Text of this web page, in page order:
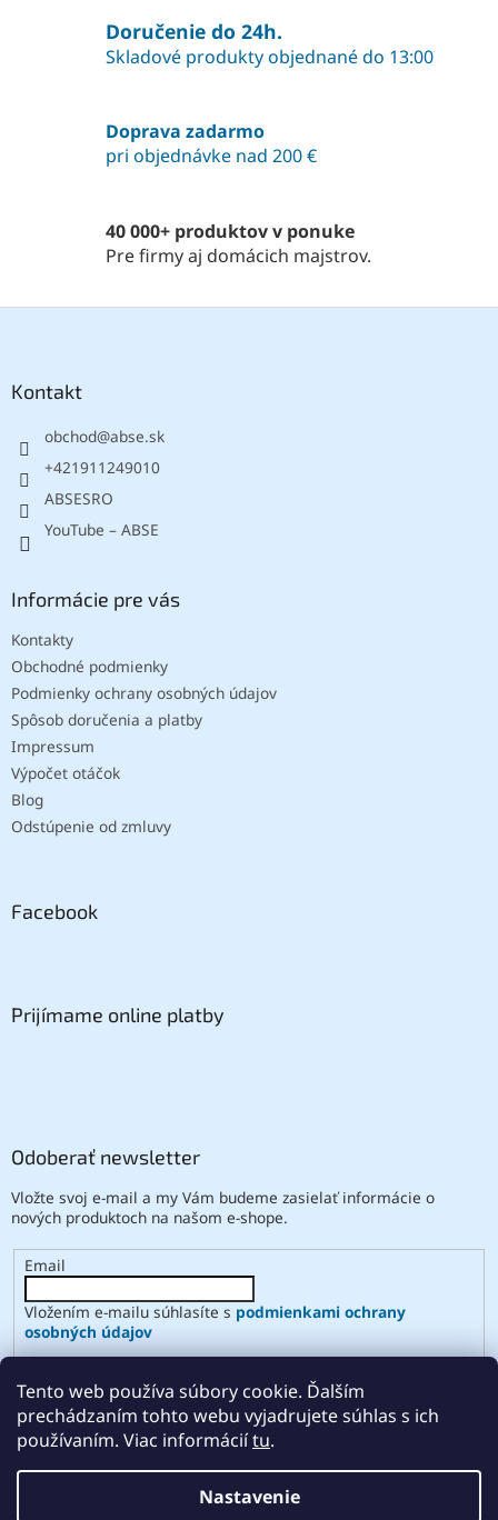
Tento web používa súbory cookie. Ďalším
prechádzaním tohto webu vyjadrujete súhlas s ich
používaním. Viac informáciítu.
Nastavenie
á
d
a
e
p
y
v
p
Doručenie do 24h.
Skladové produkty objednané do 13:00
Doprava zadarmo
pri objednávke nad 200 €
40 000+ produktov v ponuke
Pre firmy aj domácich majstrov.
Kontakt
obchod@abse.sk
+421911249010
ABSESRO
YouTube – ABSE
Informácie pre vás
Kontakty
Obchodné podmienky
Podmienky ochrany osobných údajov
Spôsob doručenia a platby
Impressum
Výpočet otáčok
Blog
Odstúpenie od zmluvy
Facebook
Prijímame online platby
Odoberať newsletter
Vložte svoj e-mail a my Vám budeme zasielať informácie o
nových produktoch na našom e-shope.
Email
Vložením e-mailu súhlasíte s podmienkami ochrany
osobných údajov
PRIHLÁSIŤ SA